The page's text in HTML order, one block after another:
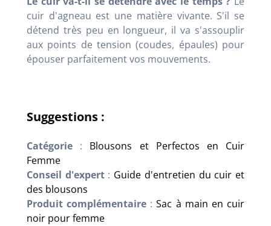
cuir d'agneau est une matière vivante. S'il se
détend très peu en longueur, il va s'assouplir
aux points de tension (coudes, épaules) pour
épouser parfaitement vos mouvements.
Suggestions :
Catégorie : Blousons et Perfectos en Cuir
Femme
Conseil d'expert: Guide d'entretien du cuir et
des blousons
Produit complémentaire :Sac à main en cuir
noir pour femme